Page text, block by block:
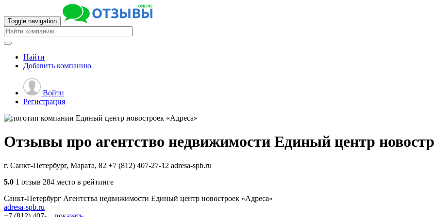
Toggle navigation
Найти
Добавить компанию
Войти
Регистрация
Отзывы про агентство недвижимости Единый центр
г. Санкт-Петербург, Марата, 82 +7 (812) 407-27-12 adresa-spb.ru
5.0 1 отзыв 284 место в рейтинге
Санкт-Петербург Агентства недвижимости Единый центр новостроек «Адреса»
adresa-spb.ru